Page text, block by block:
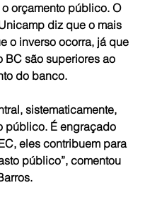
orçamento público. O
diz que o mais
o inverso ocorra, já que
BC são superiores ao
do banco.
sistematicamente,
público. É engraçado
eles contribuem para
público”, comentou